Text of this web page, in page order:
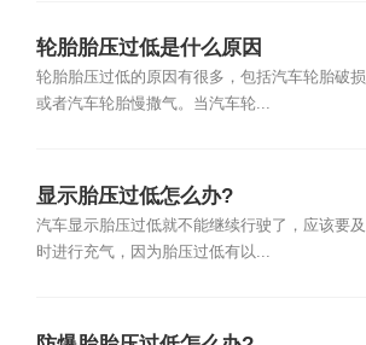
轮胎胎压过低是什么原因
轮胎胎压过低的原因有很多，包括汽车轮胎破损
或者汽车轮胎慢撒气。当汽车轮...
显示胎压过低怎么办?
汽车显示胎压过低就不能继续行驶了，应该要及
时进行充气，因为胎压过低有以...